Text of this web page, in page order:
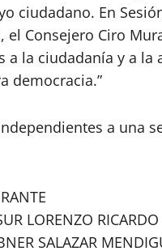
ciudadano. En
el Consejero Ciro
a la ciudadanía y a
democracia.”
a una
LORENZO
SALAZAR